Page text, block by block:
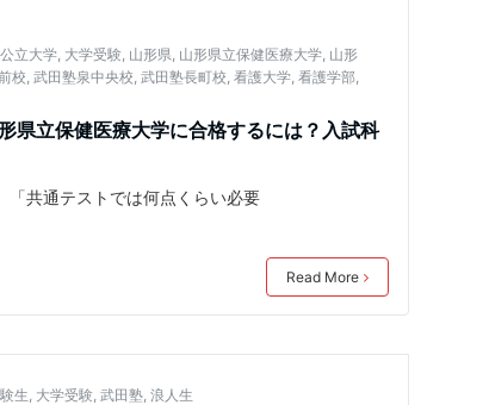
立大学, 大学受験, 山形県, 山形県立保健医療大学, 山形
校,武田塾泉中央校,武田塾長町校,看護大学,看護学部,
県立保健医療大学に合格するには？入試科
「共通テストでは何点くらい必要
Read More
生 大学受験 ,武田塾 ,浪人生